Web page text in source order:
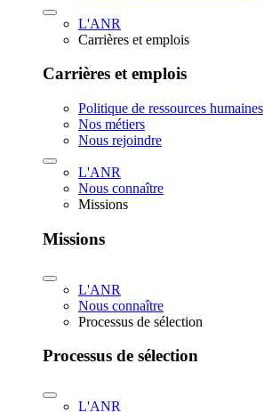
L'ANR
Carrières et emplois
Carrières et emplois
Politique de ressources humaines
Nos métiers
Nous rejoindre
L'ANR
Nous connaître
Missions
Missions
L'ANR
Nous connaître
Processus de sélection
Processus de sélection
L'ANR